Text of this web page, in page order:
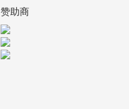
赞助商